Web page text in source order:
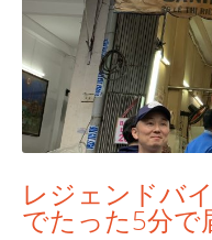
レジェンドバ
でたった5分で